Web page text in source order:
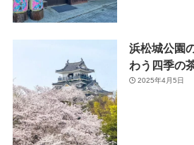
浜松城公園
わう四季の
2025年4月5日